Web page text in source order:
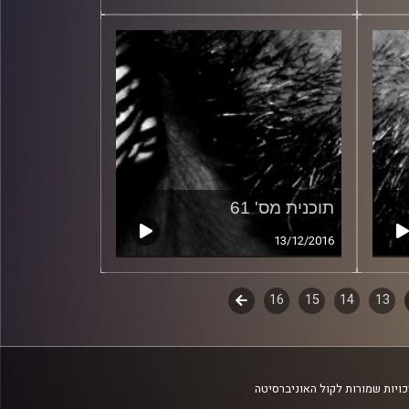
תוכנית מס' 61
13/12/2016
13
14
15
16
לשלב
שמורות לקול האוניברסיטה